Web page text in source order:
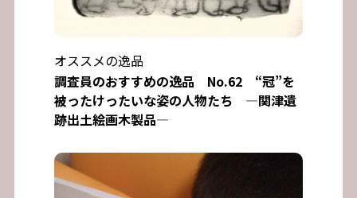
オススメの逸品
調査員のおすすめの逸品 No.62 “冠”を
被ったけったいな姿の人物たち ―関津遺
跡出土絵画木製品―